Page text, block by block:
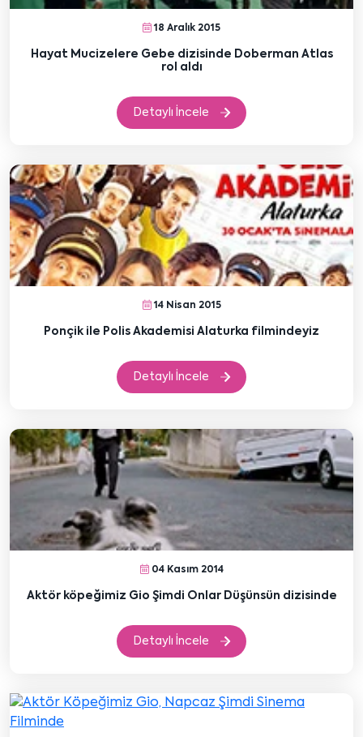
18 Aralık 2015
Hayat Mucizelere Gebe dizisinde Doberman Atlas
rol aldı
Detaylı İncele
14 Nisan 2015
Ponçik ile Polis Akademisi Alaturka filmindeyiz
Detaylı İncele
04 Kasım 2014
Aktör köpeğimiz Gio Şimdi Onlar Düşünsün dizisinde
Detaylı İncele